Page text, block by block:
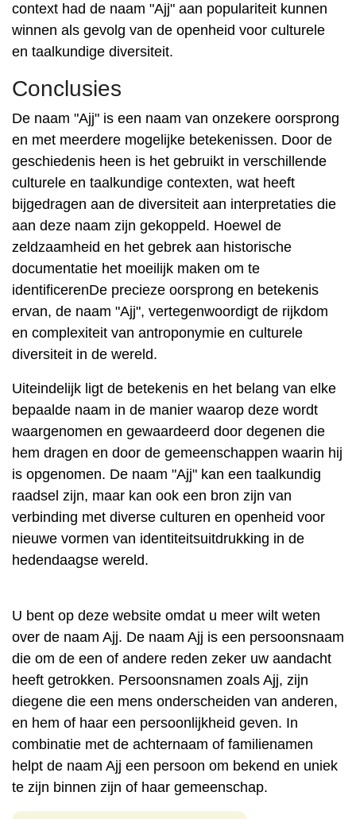
context had de naam "Ajj" aan populariteit kunnen
winnen als gevolg van de openheid voor culturele
en taalkundige diversiteit.
Conclusies
De naam "Ajj" is een naam van onzekere oorsprong
en met meerdere mogelijke betekenissen. Door de
geschiedenis heen is het gebruikt in verschillende
culturele en taalkundige contexten, wat heeft
bijgedragen aan de diversiteit aan interpretaties die
aan deze naam zijn gekoppeld. Hoewel de
zeldzaamheid en het gebrek aan historische
documentatie het moeilijk maken om te
identificerenDe precieze oorsprong en betekenis
ervan, de naam "Ajj", vertegenwoordigt de rijkdom
en complexiteit van antroponymie en culturele
diversiteit in de wereld.
Uiteindelijk ligt de betekenis en het belang van elke
bepaalde naam in de manier waarop deze wordt
waargenomen en gewaardeerd door degenen die
hem dragen en door de gemeenschappen waarin hij
is opgenomen. De naam "Ajj" kan een taalkundig
raadsel zijn, maar kan ook een bron zijn van
verbinding met diverse culturen en openheid voor
nieuwe vormen van identiteitsuitdrukking in de
hedendaagse wereld.
U bent op deze website omdat u meer wilt weten
over de naam Ajj. De naam Ajj is een persoonsnaam
die om de een of andere reden zeker uw aandacht
heeft getrokken. Persoonsnamen zoals Ajj, zijn
diegene die een mens onderscheiden van anderen,
en hem of haar een persoonlijkheid geven. In
combinatie met de achternaam of familienamen
helpt de naam Ajj een persoon om bekend en uniek
te zijn binnen zijn of haar gemeenschap.